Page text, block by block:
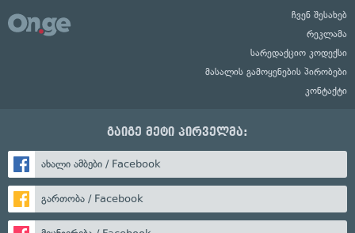
ჩვენ შესახებ
რეკლამა
სარედაქციო კოდექსი
მასალის გამოყენების პირობები
კონტაქტი
გაიგე მეტი პირველმა:
ახალი ამბები / Facebook
გართობა / Facebook